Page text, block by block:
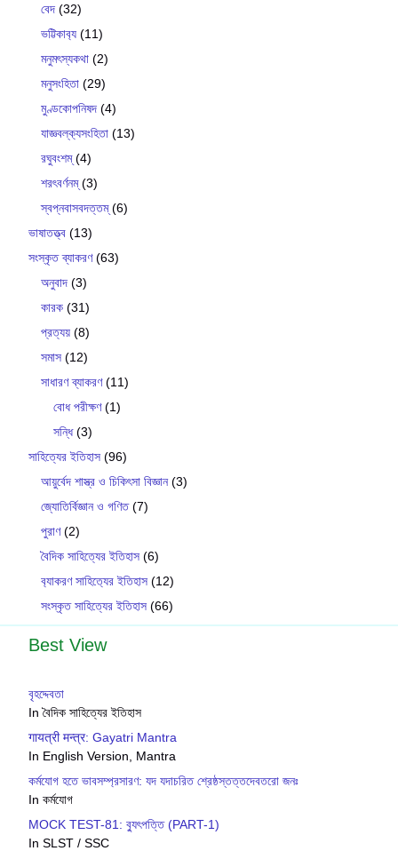
বেদ (32)
ভট্টিকাব‍্য (11)
মনুমৎস্যকথা (2)
মনুসংহিতা (29)
মুণ্ডকোপনিষদ (4)
যাজ্ঞবল্ক‍্যসংহিতা (13)
রঘুবংশম্(4)
শরৎবর্ণনম্(3)
স্বপ্নবাসবদত্তম্(6)
ভাষাতত্ত্ব (13)
সংস্কৃত ব্যাকরণ(63)
অনুবাদ (3)
কারক (31)
প্রত্যয় (8)
সমাস (12)
সাধারণ ব্যাকরণ(11)
বোধ পরীক্ষণ(1)
সন্ধি(3)
সাহিত্যের ইতিহাস (96)
আয়ুর্বেদ শাস্ত্র ও চিকিৎসা বিজ্ঞান(3)
জ্যোতির্বিজ্ঞান ও গণিত(7)
পুরাণ(2)
বৈদিক সাহিত্যের ইতিহাস (6)
ব‍্যাকরণ সাহিত‍্যের ইতিহাস (12)
সংস্কৃত সাহিত্যের ইতিহাস (66)
Best View
বৃহদ্দেবতা
In বৈদিক সাহিত্যের ইতিহাস
गायत्री मन्त्र: Gayatri Mantra
In English Version, Mantra
কর্মযোগ হতে ভাবসম্প্রসারণ: যদ যদাচরিত শ্রেষ্ঠস্তত্তদেবতরাে জনঃ
In কর্মযোগ
MOCK TEST-81: ব‍্যুৎপত্তি (PART-1)
In SLST / SSC